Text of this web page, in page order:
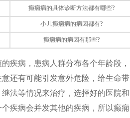
癫痫病的具体诊断方法都有哪些?
小儿癫痫病的病因都有?
癫痫病的病因有那些?
疾病，患病人群分布各个年龄段，
还有可能引发意外危险，给生命带
法等情况来治疗，选择好的医院和
疾病会并发其他的疾病，所以癫痫